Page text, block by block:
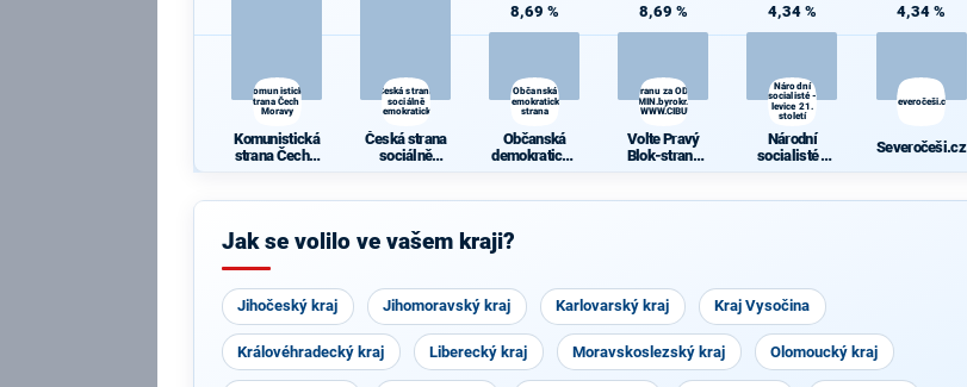
Komunistická
strana Čech a
Moravy
Komunistická
strana Čech a
Česká strana
sociálně
demokratická
Česká strana
sociálně
8,69 %
Občanská
demokratická
strana
Občanská
demokratická
8,69 %
Volte Pravý Blok-stranu za ODVOLAT.polit.,NÍZKÉ
daně,VYROVN.rozp.,MIN.byrokr.,SPRAV.just.,PŘÍMOU
demokr. WWW.CIBULKA.NET
Volte Pravý
Blok-stranu
t.,NÍZKÉ
demokr.
WWW.CIBULK
A.NET
4,34 %
Národní
socialisté -
levice 21.
století
Národní
socialisté -
4,34 %
Severočeši.cz
Severočeši.cz
Jak se volilo ve vašem kraji?
Jihočeský kraj Jihomoravský kraj Karlovarský kraj Kraj Vysočina
Královéhradecký kraj Liberecký kraj Moravskoslezský kraj Olomoucký kraj